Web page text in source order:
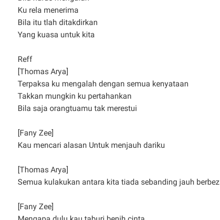
Ku rela menerima
Bila itu tlah ditakdirkan
Yang kuasa untuk kita
Reff
[Thomas Arya]
Terpaksa ku mengalah dengan semua kenyataan
Takkan mungkin ku pertahankan
Bila saja orangtuamu tak merestui
[Fany Zee]
Kau mencari alasan Untuk menjauh dariku
[Thomas Arya]
Semua kulakukan antara kita tiada sebanding jauh
[Fany Zee]